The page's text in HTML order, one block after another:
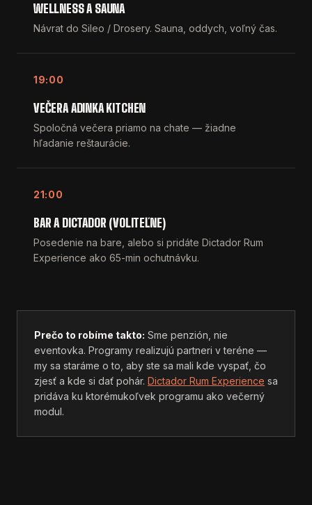
WELLNESS A SAUNA
Návrat do Sileo / Drosery. Sauna, oddych, voľný čas.
19:00
VEČERA ADINKA KITCHEN
Spoločná večera priamo na chate — žiadne
hľadanie reštaurácie.
21:00
BAR A DICTADOR (VOLITEĽNE)
Posedenie na bare, alebo si pridáte Dictador Rum
Experience ako 65-min ochutnávku.
Prečo to robíme takto: Sme penzión, nie
eventovka. Programy realizujú partneri v teréne —
my sa staráme o to, aby ste sa mali kde vyspať, čo
zjesť a kde si dať pohár. Dictador Rum Experience sa
pridáva ku ktorémukoľvek programu ako večerný
modul.